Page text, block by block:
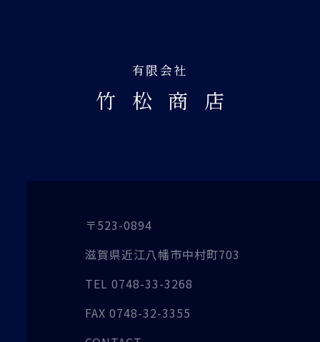
有限会社
竹松商 店
〒523-0894
滋賀県近江八幡市中村町703
TEL 0748-33-3268
FAX 0748-32-3355